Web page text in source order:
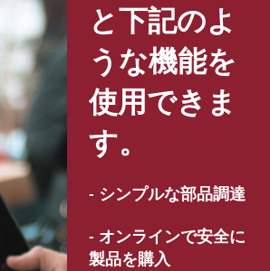
と下記のよ
うな機能を
使用できま
す。
- シンプルな部品調達
- オンラインで安全に
製品を購入